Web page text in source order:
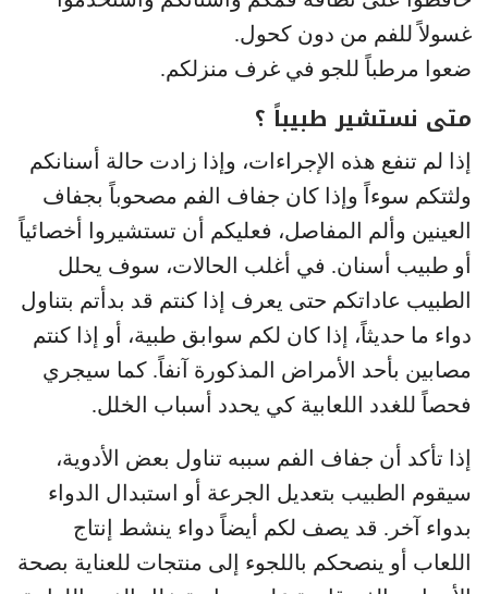
غسولاً للفم من دون كحول.
ضعوا مرطباً للجو في غرف منزلكم.
متى نستشير طبيباً ؟
إذا لم تنفع هذه الإجراءات، وإذا زادت حالة أسنانكم
ولثتكم سوءاً وإذا كان جفاف الفم مصحوباً بجفاف
العينين وألم المفاصل، فعليكم أن تستشيروا أخصائياً
أو طبيب أسنان. في أغلب الحالات، سوف يحلل
الطبيب عاداتكم حتى يعرف إذا كنتم قد بدأتم بتناول
دواء ما حديثاً، إذا كان لكم سوابق طبية، أو إذا كنتم
مصابين بأحد الأمراض المذكورة آنفاً. كما سيجري
فحصاً للغدد اللعابية كي يحدد أسباب الخلل.
إذا تأكد أن جفاف الفم سببه تناول بعض الأدوية،
سيقوم الطبيب بتعديل الجرعة أو استبدال الدواء
بدواء آخر. قد يصف لكم أيضاً دواء ينشط إنتاج
اللعاب أو ينصحكم باللجوء إلى منتجات للعناية بصحة